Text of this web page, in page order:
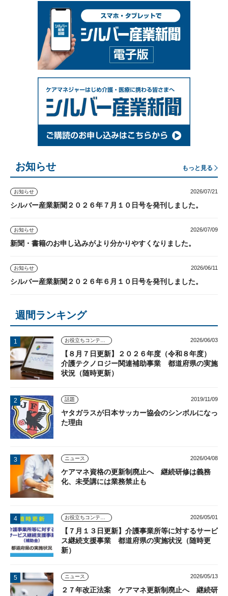
お知らせ もっと見る
お知らせ 2026/07/21
シルバー産業新聞２０２６年７月１０日号を発刊しました。
お知らせ 2026/07/09
新聞・書籍のお申し込みがより分かりやすくなりました。
お知らせ 2026/06/11
シルバー産業新聞２０２６年６月１０日号を発刊しました。
週間ランキング
お役立ちコンテンツ 2026/06/03
【８月７日更新】２０２６年度（令和８年度）
介護テクノロジー関連補助事業 都道府県の実施
状況（随時更新）
話題 2019/11/09
ヤタガラスが日本サッカー協会のシンボルになっ
た理由
ニュース 2026/04/08
ケアマネ資格の更新制廃止へ 継続研修は義務
化、未受講には業務禁止も
お役立ちコンテンツ 2026/05/01
【７月１３日更新】介護事業所等に対するサービ
ス継続支援事業 都道府県の実施状況（随時更
新）
ニュース 2026/05/13
２７年改正法案 ケアマネ更新制廃止へ 継続研